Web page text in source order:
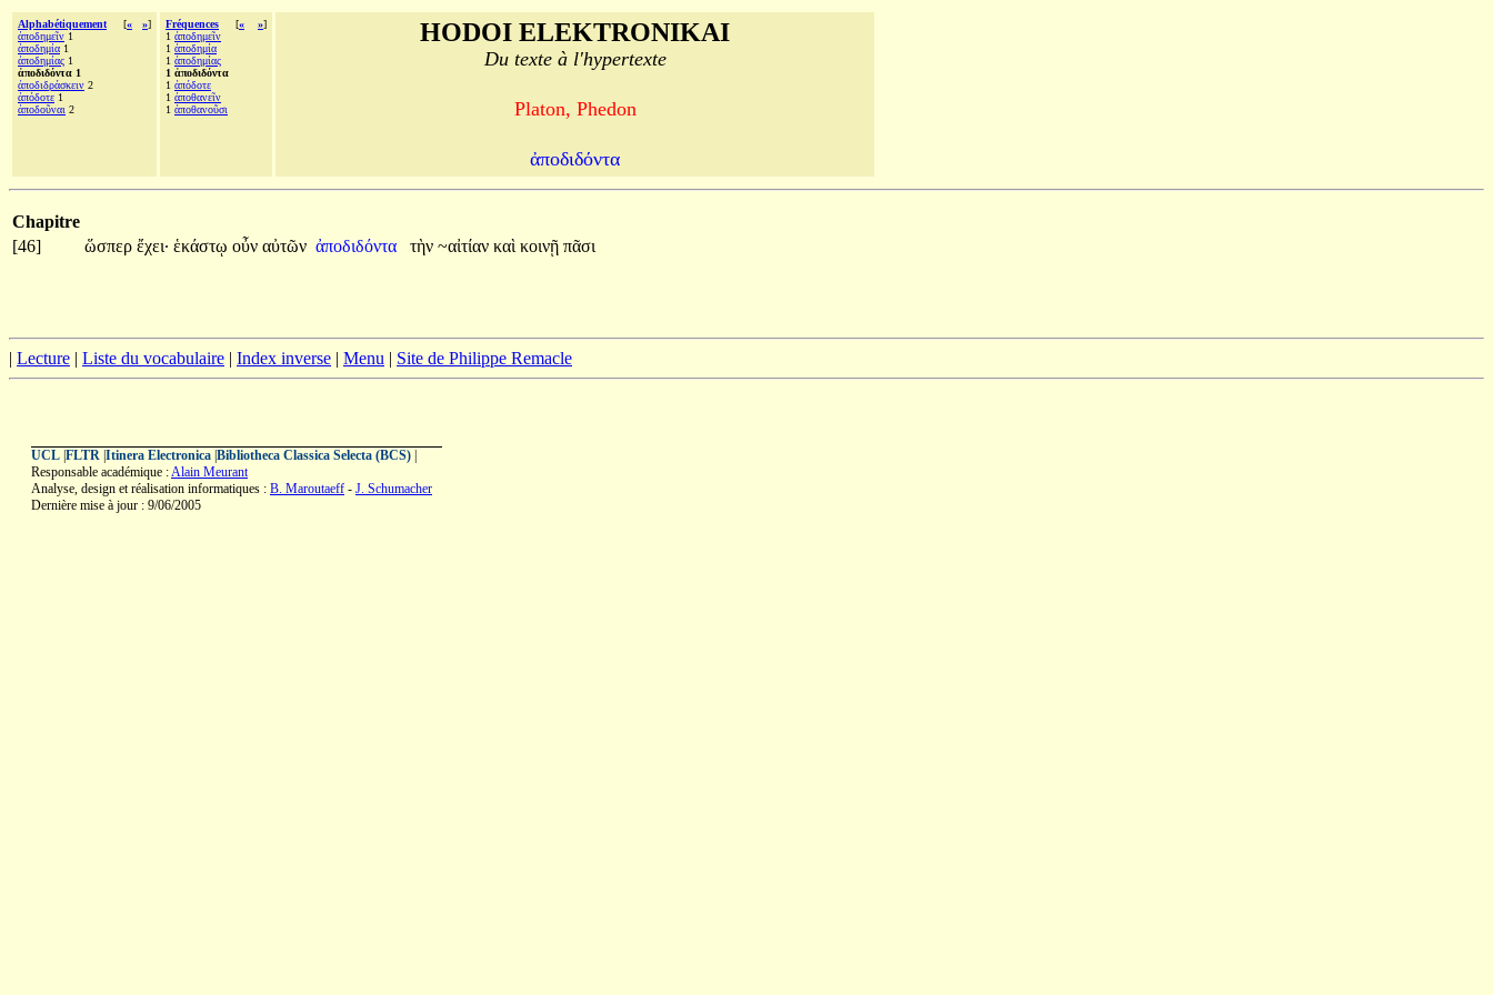
Alphabétiquement [« »]
ἀποδημεῖν 1
ἀποδημία 1
ἀποδημίας 1
ἀποδιδόντα 1
ἀποδιδράσκειν 2
ἀπόδοτε 1
ἀποδοῦναι 2
Fréquences [« »]
1 ἀποδημεῖν
1 ἀποδημία
1 ἀποδημίας
1 ἀποδιδόντα
1 ἀπόδοτε
1 ἀποθανεῖν
1 ἀποθανοῦσι
HODOI ELEKTRONIKAI
Du texte à l'hypertexte
Platon, Phedon
ἀποδιδόντα
Chapitre
[46]
ὥσπερ ἔχει· ἑκάστῳ οὖν αὐτῶν ἀποδιδόντα τὴν ~αἰτίαν καὶ κοινῇ πᾶσι
| Lecture | Liste du vocabulaire | Index inverse | Menu | Site de Philippe Remacle
UCL FLTR Itinera Electronica Bibliotheca Classica Selecta (BCS)
Responsable académique :Alain Meurant
Analyse, design et réalisation informatiques : B. Maroutaeff - J. Schumacher
Dernière mise à jour : 9/06/2005